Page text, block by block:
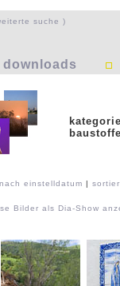
suche )
downloads
baustoffe
einstelldatum |
Bilder als Dia-Show